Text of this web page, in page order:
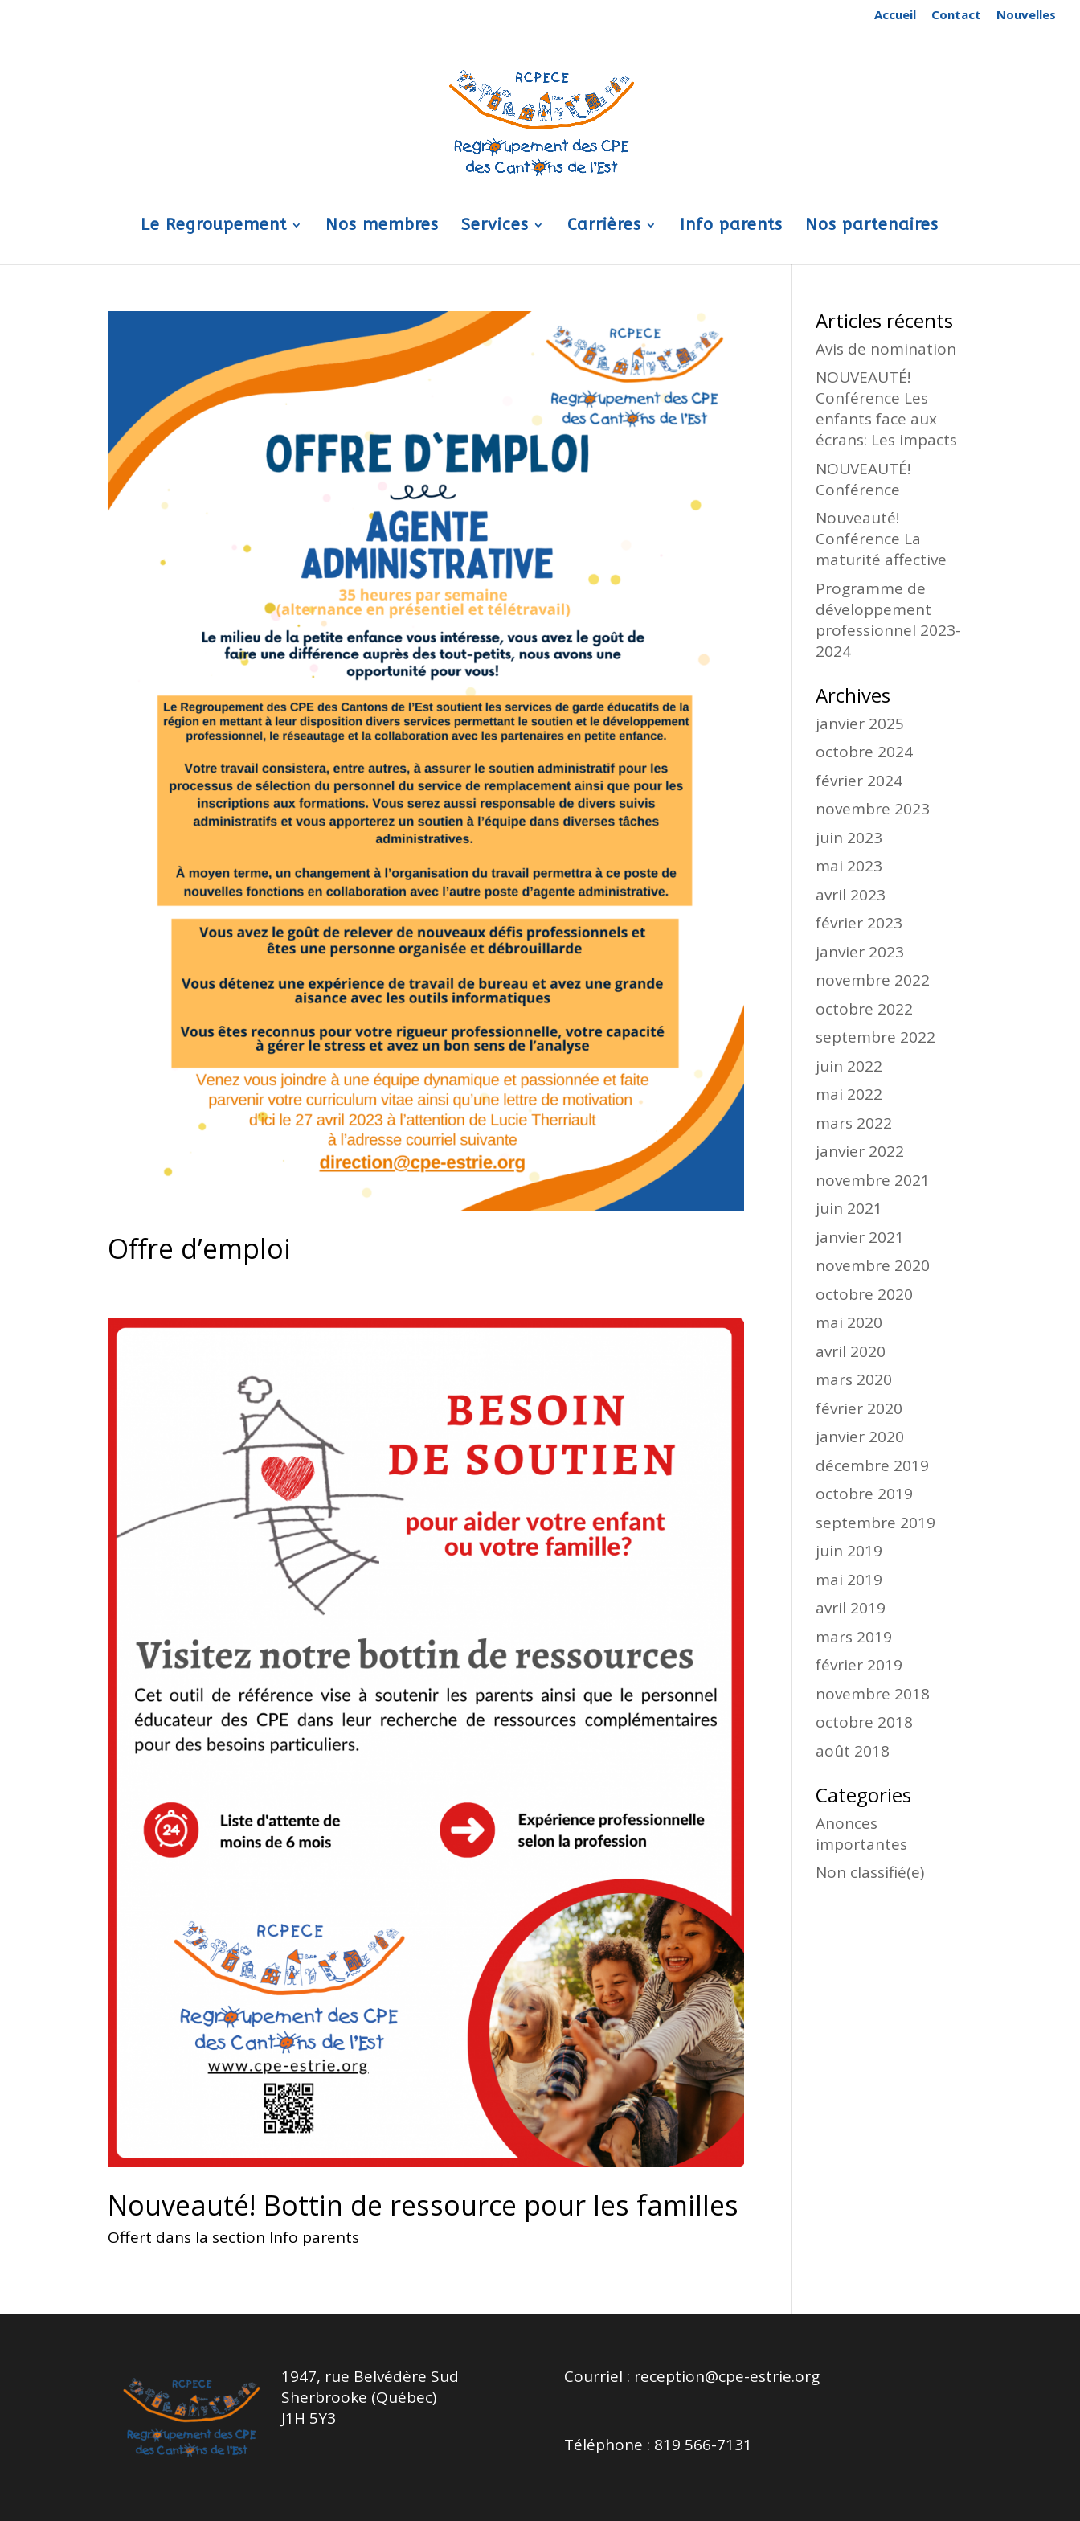
Accueil Contact Nouvelles
Le Regroupement Nos membres Services Carrières Info parents Nos partenaires
Offre d’emploi
Nouveauté! Bottin de ressource pour les familles
Offert dans la section Info parents
Articles récents
Avis de nomination
NOUVEAUTÉ!
Conférence Les
enfants face aux
écrans: Les impacts
NOUVEAUTÉ!
Conférence
Nouveauté!
Conférence La
maturité affective
Programme de
développement
professionnel 2023-
2024
Archives
janvier 2025
octobre 2024
février 2024
novembre 2023
juin 2023
mai 2023
avril 2023
février 2023
janvier 2023
novembre 2022
octobre 2022
septembre 2022
juin 2022
mai 2022
mars 2022
janvier 2022
novembre 2021
juin 2021
janvier 2021
novembre 2020
octobre 2020
mai 2020
avril 2020
mars 2020
février 2020
janvier 2020
décembre 2019
octobre 2019
septembre 2019
juin 2019
mai 2019
avril 2019
mars 2019
février 2019
novembre 2018
octobre 2018
août 2018
Categories
Anonces
importantes
Non classifié(e)
1947, rue Belvédère Sud
Sherbrooke (Québec)
J1H 5Y3
Courriel : reception@cpe-estrie.org
Téléphone : 819 566-7131